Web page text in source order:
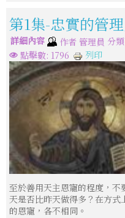
第1集-忠實的管
詳細內容 作者 管理員 分
點擊數: 1796
列印
至於善用天主恩寵的程度，
天是否比昨天做得多？在方
的恩寵，各不相同。